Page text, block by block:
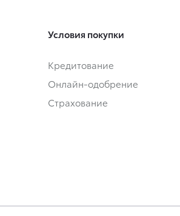
Условия покупки
Кредитование
Онлайн-одобрение
Страхование